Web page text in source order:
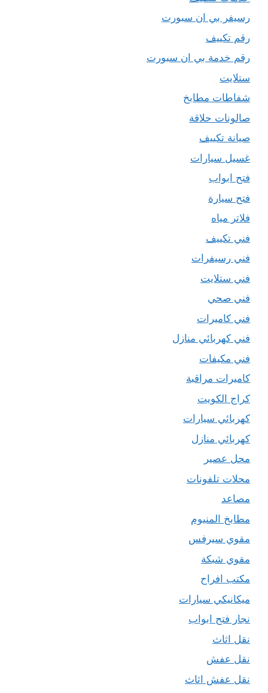
رسيفر بي ان سبورت
رقم تكييف
رقم خدمة بي ان سبورت
ستلايت
شفاطات مطابخ
صالونات حلاقة
صيانة تكييف
غسيل سيارات
فتح ابواب
فتح سيارة
فلاتر مياه
فني تكييف
فني رسيفرات
فني ستلايت
فني صحي
فني كاميرات
فني كهربائي منازل
فني مكيفات
كاميرات مراقبة
كراج الكويت
كهربائي سيارات
كهربائي منازل
محل عصير
محلات تلفونات
مصاعد
مطابخ المنيوم
مقوي سيرفس
مقوي شبكة
مكتب افراح
ميكانيكي سيارات
نجار فتح ابواب
نقل اثاث
نقل عفش
نقل عفش اثاث